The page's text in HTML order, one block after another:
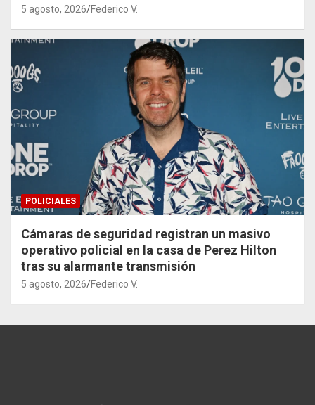
5 agosto, 2026 Federico V.
POLICIALES
Cámaras de seguridad registran un masivo
operativo policial en la casa de Perez Hilton
tras su alarmante transmisión
5 agosto, 2026 Federico V.